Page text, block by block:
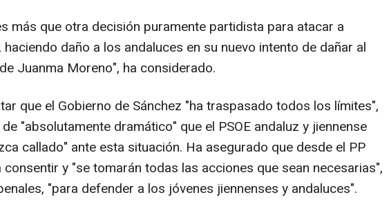
más que otra decisión puramente partidista para atacar a
haciendo daño a los andaluces en su nuevo intento de dañar al
Juanma Moreno", ha considerado.
que el Gobierno de Sánchez "ha traspasado todos los límites",
"absolutamente dramático" que el PSOE andaluz y jiennense
callado" ante esta situación. Ha asegurado que desde el PP
consentir y "se tomarán todas las acciones que sean necesarias",
"para defender a los jóvenes jiennenses y andaluces".